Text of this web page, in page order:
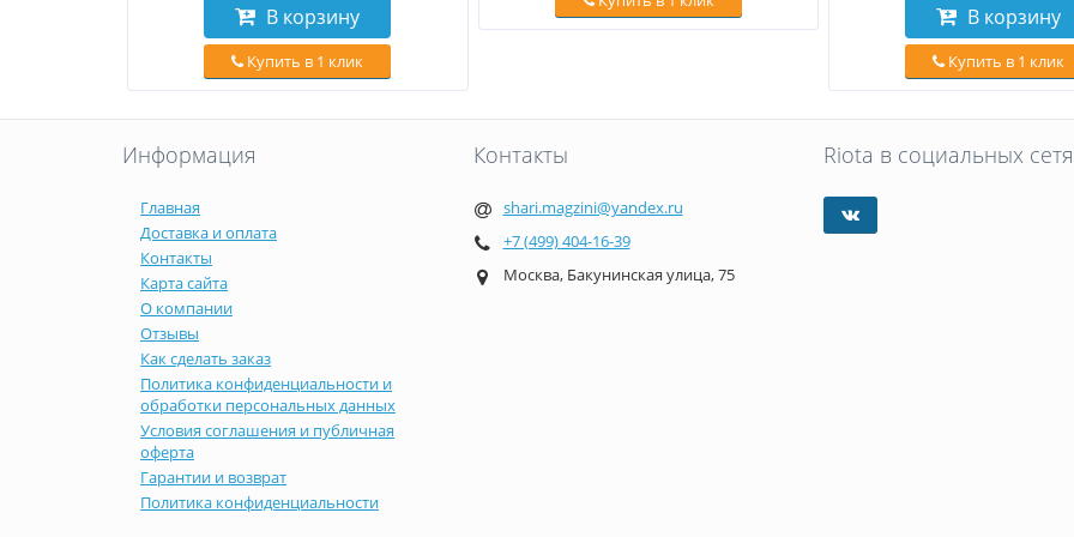
В корзину
Купить в 1 клик
В корзину
Купить в 1 клик
Информация
Главная
Доставка и оплата
Контакты
Карта сайта
О компании
Отзывы
Как сделать заказ
Политика конфиденциальности и
обработки персональных данных
Условия соглашения и публичная
оферта
Гарантии и возврат
Политика конфиденциальности
Контакты
shari.magzini@yandex.ru
+7 (499) 404-16-39
Москва, Бакунинская улица, 75
Riota в социальных